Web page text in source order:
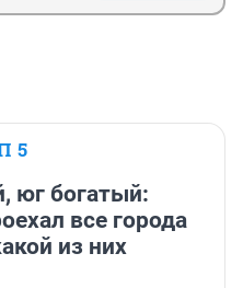
5
юг богатый:
все города
из них